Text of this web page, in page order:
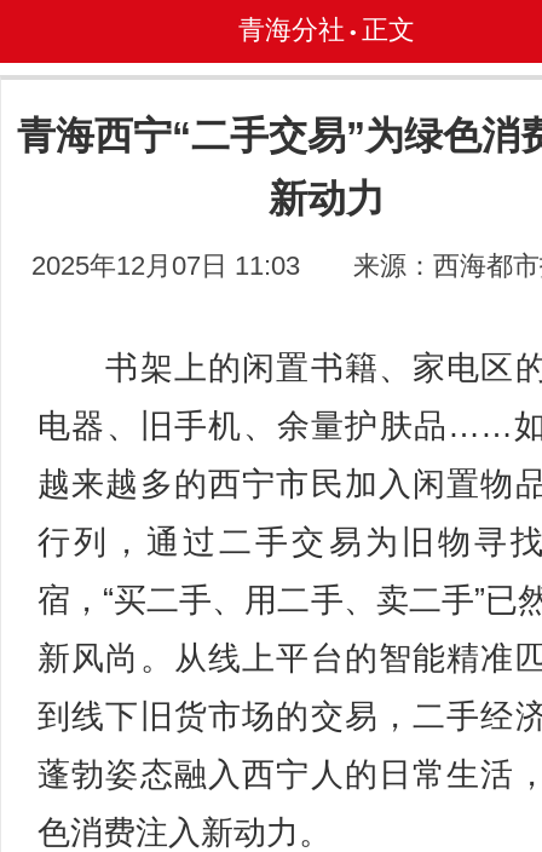
青海分社 • 正文
青海西宁“二手交易”为绿色消
新动力
2025年12月07日 11:03 来源：西海都
书架上的闲置书籍、家电区
电器、旧手机、余量护肤品……
越来越多的西宁市民加入闲置物
行列，通过二手交易为旧物寻
宿，“买二手、用二手、卖二手”已
新风尚。从线上平台的智能精准
到线下旧货市场的交易，二手经
蓬勃姿态融入西宁人的日常生活
色消费注入新动力。